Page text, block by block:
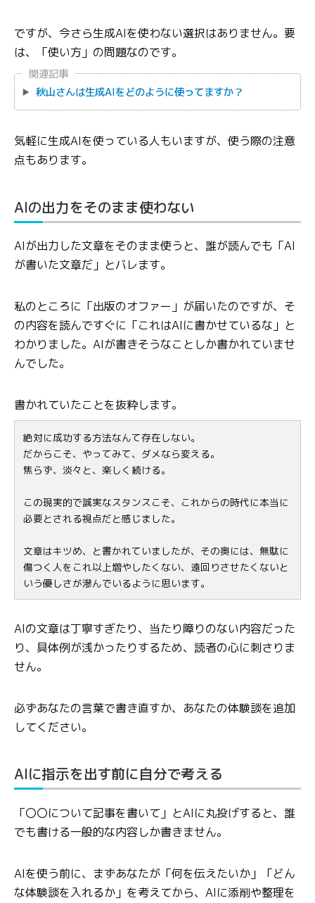
ですが、今さら生成AIを使わない選択はありません。要
は、「使い方」の問題なのです。
関連記事
秋山さんは生成AIをどのように使ってますか？
気軽に生成AIを使っている人もいますが、使う際の注意
点もあります。
AIの出力をそのまま使わない
AIが出力した文章をそのまま使うと、誰が読んでも「AI
が書いた文章だ」とバレます。
私のところに「出版のオファー」が届いたのですが、そ
の内容を読んですぐに「これはAIに書かせているな」と
わかりました。AIが書きそうなことしか書かれていませ
んでした。
書かれていたことを抜粋します。
絶対に成功する方法なんて存在しない。
だからこそ、やってみて、ダメなら変える。
焦らず、淡々と、楽しく続ける。
この現実的で誠実なスタンスこそ、これからの時代に本当に
必要とされる視点だと感じました。
文章はキツめ、と書かれていましたが、その奥には、無駄に
傷つく人をこれ以上増やしたくない、遠回りさせたくないと
いう優しさが滲んでいるように思います。
AIの文章は丁寧すぎたり、当たり障りのない内容だった
り、具体例が浅かったりするため、読者の心に刺さりま
せん。
必ずあなたの言葉で書き直すか、あなたの体験談を追加
してください。
AIに指示を出す前に自分で考える
「〇〇について記事を書いて」とAIに丸投げすると、誰
でも書ける一般的な内容しか書きません。
AIを使う前に、まずあなたが「何を伝えたいか」「どん
な体験談を入れるか」を考えてから、AIに添削や整理を